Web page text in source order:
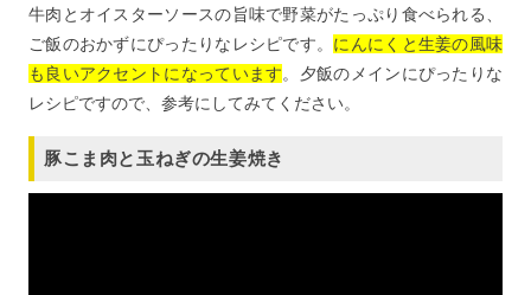
牛肉とオイスターソースの旨味で野菜がたっぷり食べられる、
ご飯のおかずにぴったりなレシピです。 にんにくと生姜の風味
も良いアクセントになっています。夕飯のメインにぴったりな
レシピですので、参考にしてみてください。
豚こま肉と玉ねぎの生姜焼き